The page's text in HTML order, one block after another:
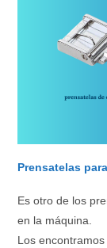
Prensatelas
Es otro de los
en la máquina.
Los